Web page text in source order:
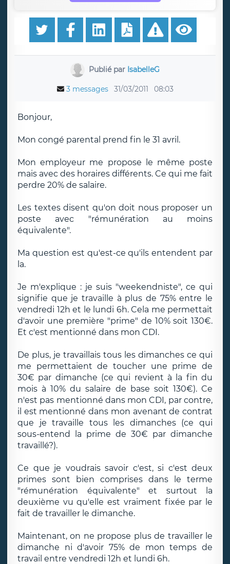
Publié par IsabelleG
3 messages 31/03/2011 08:03
Bonjour,
Mon congé parental prend fin le 31 avril.
Mon employeur me propose le même poste
mais avec des horaires différents. Ce qui me fait
perdre 20% de salaire.
Les textes disent qu'on doit nous proposer un
poste avec "rémunération au moins
équivalente".
Ma question est qu'est-ce qu'ils entendent par
la.
Je m'explique : je suis "weekendniste", ce qui
signifie que je travaille à plus de 75% entre le
vendredi 12h et le lundi 6h. Cela me permettait
d'avoir une première "prime" de 10% soit 130€.
Et c'est mentionné dans mon CDI.
De plus, je travaillais tous les dimanches ce qui
me permettaient de toucher une prime de
30€ par dimanche (ce qui revient à la fin du
mois à 10% du salaire de base soit 130€). Ce
n'est pas mentionné dans mon CDI, par contre,
il est mentionné dans mon avenant de contrat
que je travaille tous les dimanches (ce qui
sous-entend la prime de 30€ par dimanche
travaillé?).
Ce que je voudrais savoir c'est, si c'est deux
primes sont bien comprises dans le terme
"rémunération équivalente" et surtout la
deuxième vu qu'elle est vraiment fixée par le
fait de travailler le dimanche.
Maintenant, on ne propose plus de travailler le
dimanche ni d'avoir 75% de mon temps de
travail entre vendredi 12h et lundi 6h.